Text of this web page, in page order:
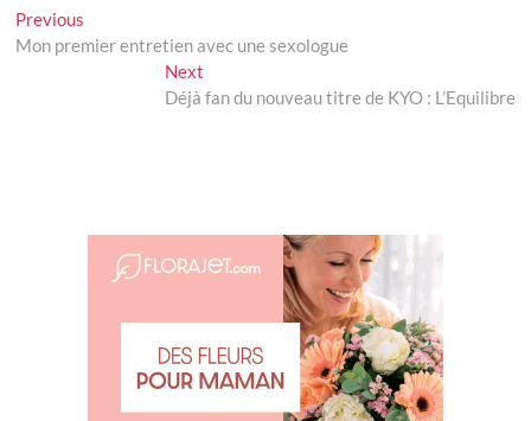
Navigation
de
Previous
post:
Mon premier entretien avec une sexologue
NextNext
post:
Déjà fan du nouveau titre de KYO : L’Equilibre